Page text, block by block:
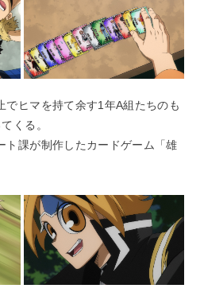
ヒマを持て余す1年A組たちのも
くる。
ト課が制作したカードゲーム「雄